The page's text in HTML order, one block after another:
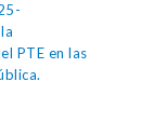
PTE en las